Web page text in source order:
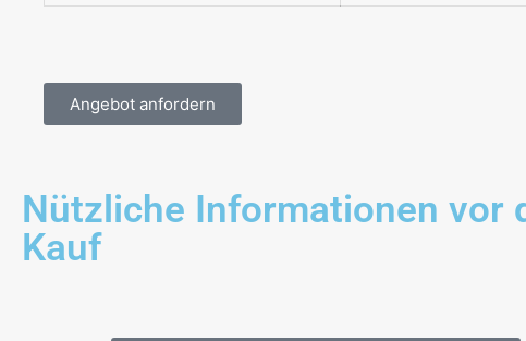
Angebot anfordern
Nützliche Informationen vor
Kauf